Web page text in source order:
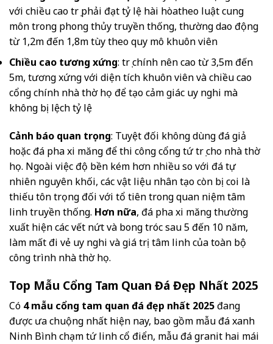
với chiều cao trụ phải đạt tỷ lệ hài hòatheo luật cung
môn trong phong thủy truyền thống, thường dao động
từ 1,2m đến 1,8m tùy theo quy mô khuôn viên
Chiều cao tương xứng: trụ chính nên cao từ 3,5m đến
5m, tương xứng với diện tích khuôn viên và chiều cao
cổng chính nhà thờ họ để tạo cảm giác uy nghi mà
không bị lệch tỷ lệ
Cảnh báo quan trọng: Tuyệt đối không dùng đá giả
hoặc đá pha xi măng để thi công cổng tứ trụ cho nhà thờ
họ. Ngoài việc độ bền kém hơn nhiều so với đá tự
nhiên nguyên khối, các vật liệu nhân tạo còn bị coi là
thiếu tôn trọng đối với tổ tiên trong quan niệm tâm
linh truyền thống. Hơn nữa, đá pha xi măng thường
xuất hiện các vết nứt và bong tróc sau 5 đến 10 năm,
làm mất đi vẻ uy nghi và giá trị tâm linh của toàn bộ
công trình nhà thờ họ.
Top Mẫu Cổng Tam Quan Đá Đẹp Nhất 2025
Có 4 mẫu cổng tam quan đá đẹp nhất 2025đang
được ưa chuộng nhất hiện nay, bao gồm mẫu đá xanh
Ninh Bình chạm tứ linh cổ điển, mẫu đá granit hai mái